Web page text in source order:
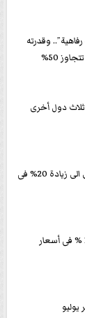
وقدرته
50%
ثلاث دول أخرى
تأثر الدواجن بتخفيف الأحمال ..أدى الى زيادة 20% فى
البترول تكشف عن حقيقه إرتفاع 10 % فى أسعار